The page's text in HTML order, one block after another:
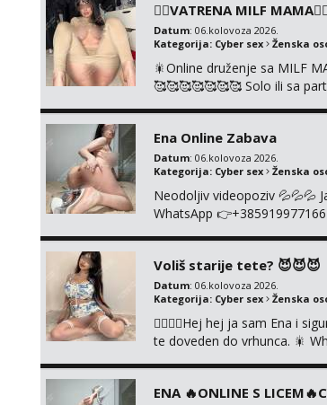
❤️‍🔥VATRENA MILF
Datum: 06.kolovoza 2026.
Kategorija: Cyber sex Ženska
🎇Online druženje sa MILF
🥰🥰🥰🥰🥰🥰🥰 Solo ili sa
Ena Online Zabava
Datum: 06.kolovoza 2026.
Kategorija: Cyber sex Ženska
Neodoljiv videopoziv 💦💦💦
WhatsApp
Voliš starije tete? 😈😈😈
Datum: 06.kolovoza 2026.
Kategorija: Cyber sex Ženska
❤️‍🔥❤️‍🔥Hej hej ja sam Ena i
te doveden do vrhunca. 🎇
ENA 🔥ONLINE S